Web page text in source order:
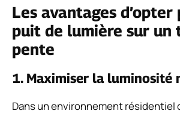
Les avantages d’opter
puit de lumière sur un
pente
1. Maximiser la luminosité
Dans un environnement résidentiel